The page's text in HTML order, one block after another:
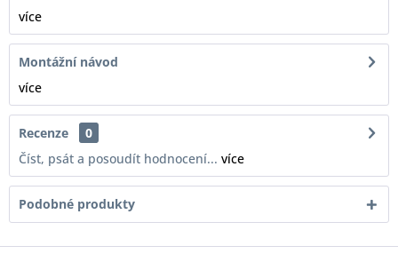
více
Montážní návod
více
Recenze
0
Číst, psát a posoudít hodnocení... více
Podobné produkty